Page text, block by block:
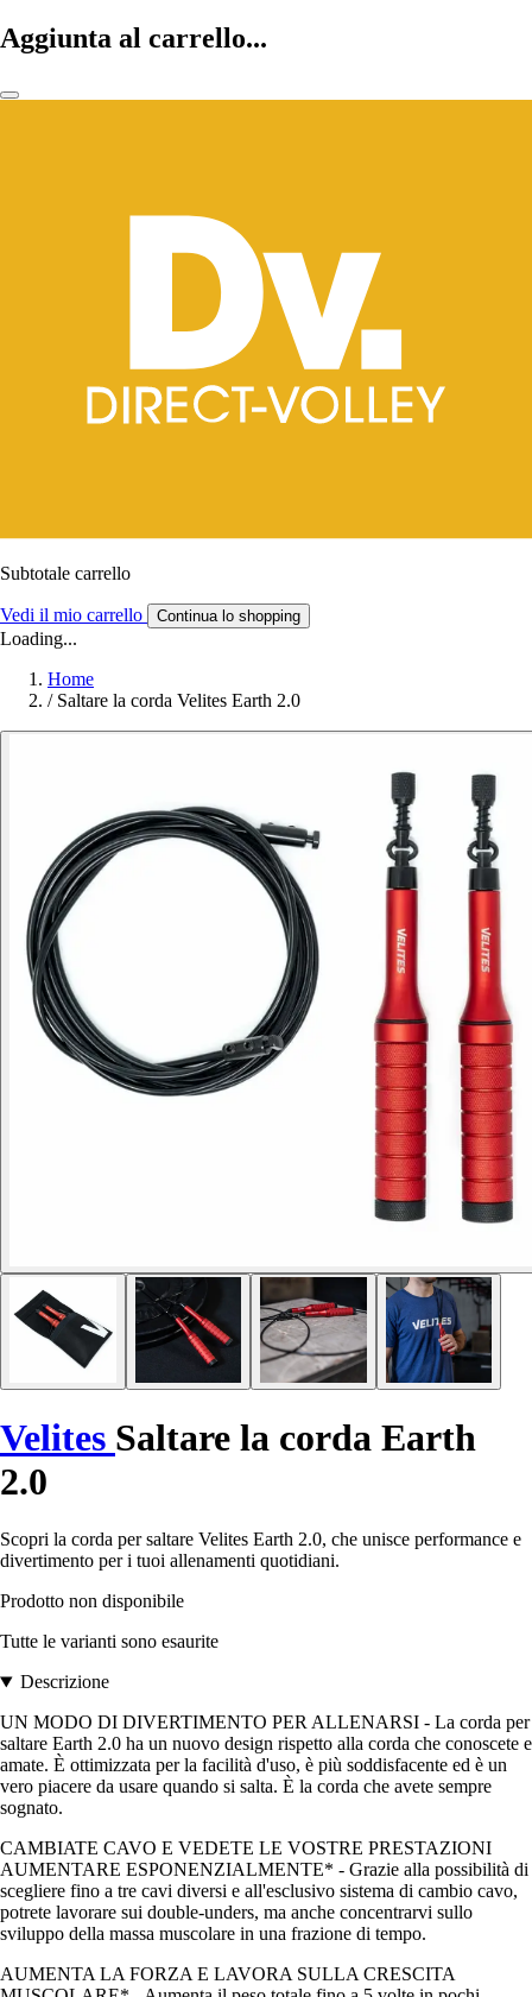
Aggiunta al carrello...
Subtotale carrello
Vedi il mio carrello Continua lo shopping
Loading...
Home
/ Saltare la corda Velites Earth 2.0
Velites Saltare la corda Earth
2.0
Scopri la corda per saltare Velites Earth 2.0, che unisce performance e
divertimento per i tuoi allenamenti quotidiani.
Prodotto non disponibile
Tutte le varianti sono esaurite
Descrizione
UN MODO DI DIVERTIMENTO PER ALLENARSI - La corda per
saltare Earth 2.0 ha un nuovo design rispetto alla corda che conoscete e
amate. È ottimizzata per la facilità d'uso, è più soddisfacente ed è un
vero piacere da usare quando si salta. È la corda che avete sempre
sognato.
CAMBIATE CAVO E VEDETE LE VOSTRE PRESTAZIONI
AUMENTARE ESPONENZIALMENTE* - Grazie alla possibilità di
scegliere fino a tre cavi diversi e all'esclusivo sistema di cambio cavo,
potrete lavorare sui double-unders, ma anche concentrarvi sullo
sviluppo della massa muscolare in una frazione di tempo.
AUMENTA LA FORZA E LAVORA SULLA CRESCITA